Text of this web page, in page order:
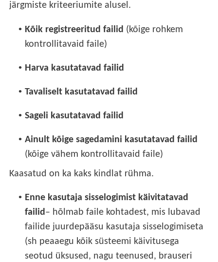
järgmiste kriteeriumite alusel.
• Kõik registreeritud failid (kõige rohkem
kontrollitavaid faile)
• Harva kasutatavad failid
• Tavaliselt kasutatavad failid
• Sageli kasutatavad failid
• Ainult kõige sagedamini kasutatavad failid
(kõige vähem kontrollitavaid faile)
Kaasatud on ka kaks kindlat rühma.
• Enne kasutaja sisselogimist käivitatavad
failid– hõlmab faile kohtadest, mis lubavad
failide juurdepääsu kasutaja sisselogimiseta
(sh peaaegu kõik süsteemi käivitusega
seotud üksused, nagu teenused, brauseri